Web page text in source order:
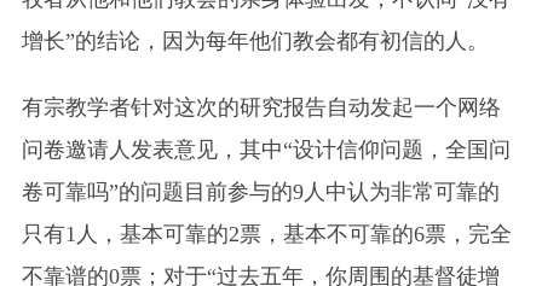
增长”的结论，因为每年他们教会都有初信的人。
有宗教学者针对这次的研究报告自动发起一个网络
问卷邀请人发表意见，其中“设计信仰问题，全国问
卷可靠吗”的问题目前参与的9人中认为非常可靠的
只有1人，基本可靠的2票，基本不可靠的6票，完全
不靠谱的0票；对于“过去五年，你周围的基督徒增